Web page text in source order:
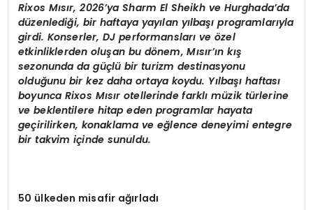
Rixos Mısır, 2026’ya Sharm El Sheikh ve Hurghada’da
düzenlediği, bir haftaya yayılan yılbaşı programlarıyla
girdi. Konserler, DJ performanslarıveözel
etkinliklerden oluşan bu dönem, Mısır’ın kış
sezonunda da güçlü bir turizm destinasyonu
olduğunu bir kez daha ortaya koydu. Yılbaşı haftası
boyunca Rixos Mısır otellerinde farklı müzik türlerine
ve beklentilere hitap eden programlar hayata
geçirilirken, konaklama ve eğlence deneyimi entegre
bir takvim içinde sunuldu.
50 ülkeden misafir ağırladı